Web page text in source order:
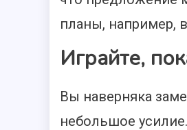
планы, например,
Играйте,
Вы наверняка
небольшое